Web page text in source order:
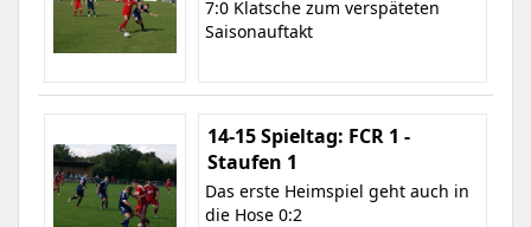
7:0 Klatsche zum verspäteten
Saisonauftakt
14-15 Spieltag: FCR 1 -
Staufen 1
Das erste Heimspiel geht auch in
die Hose 0:2